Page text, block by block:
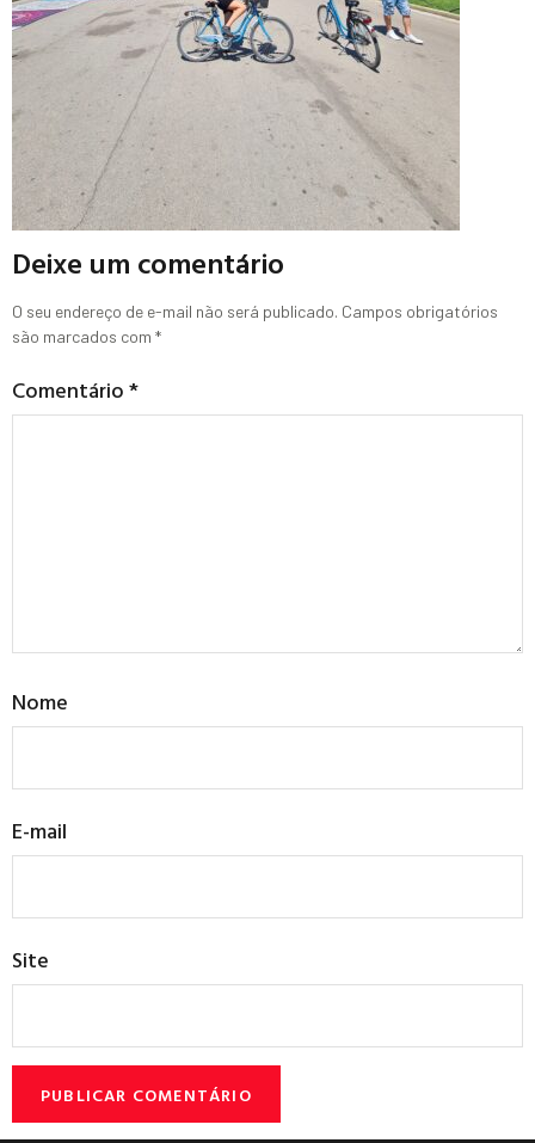
Deixe um comentário
O seu endereço de e-mail não será publicado. Campos obrigatórios
são marcados com *
Comentário*
Nome
E-mail
Site